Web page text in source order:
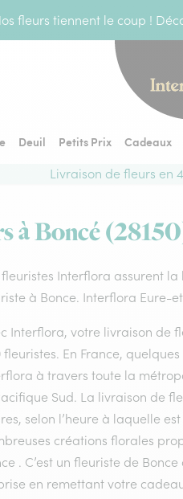
fleurs tiennent le coup !
Deuil Petits Prix Cadeaux
Livraison de fleurs en
à Boncé
fleuristes Interflora assurent
à Bonce. Interflora Eure-
Interflora, votre livraison de
fleuristes. En France,
à travers toute la
Sud. La livraison de
selon l’heure à laquelle
créations florales
. C’est un fleuriste de
en remettant votre